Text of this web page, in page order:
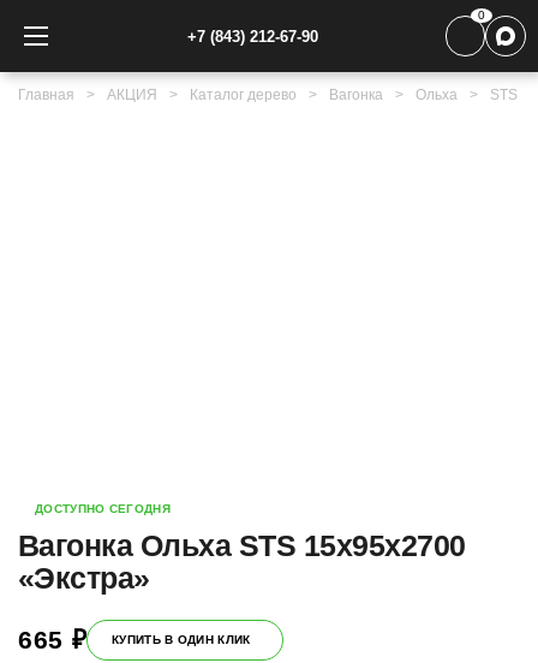
+7 (843) 212-67-90
0
Главная АКЦИЯ Каталог дерево Вагонка Ольха STS
ДОСТУПНО СЕГОДНЯ
Вагонка Ольха STS 15х95х2700
«Экстра»
665 ₽ КУПИТЬ В ОДИН КЛИК